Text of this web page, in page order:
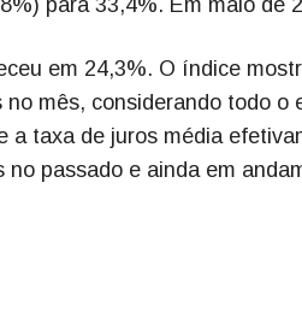
em 24,3%. O índice
mês, considerando todo o
a taxa de juros média
passado e ainda em